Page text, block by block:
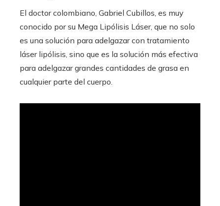
El doctor colombiano, Gabriel Cubillos, es muy
conocido por su Mega Lipólisis Láser, que no solo
es una solución para adelgazar con tratamiento
láser lipólisis, sino que es la solución más efectiva
para adelgazar grandes cantidades de grasa en
cualquier parte del cuerpo.